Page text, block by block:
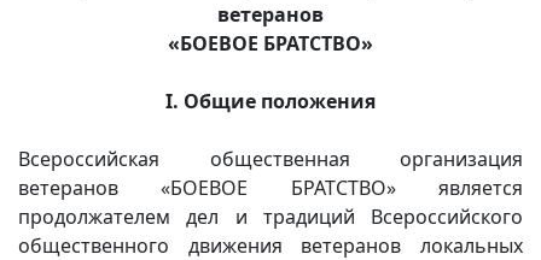
ветеранов
«БОЕВОЕ БРАТСТВО»
I. Общие положения
Всероссийская общественная организация
ветеранов «БОЕВОЕ БРАТСТВО» является
продолжателем дел и традиций Всероссийского
общественного движения ветеранов локальных